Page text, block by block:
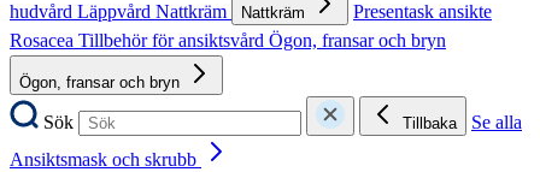
hudvård Läppvård Nattkräm Nattkräm
Presentask ansikte
Rosacea Tillbehör för ansiktsvård Ögon, fransar och bryn
Ögon, fransar och bryn
Sök Tillbaka
Se alla
Ansiktsmask och skrubb